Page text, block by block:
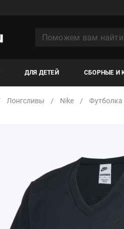
ДЛЯ ДЕТЕЙ СБОРНЫЕ И
Лонгсливы Nike Футболка